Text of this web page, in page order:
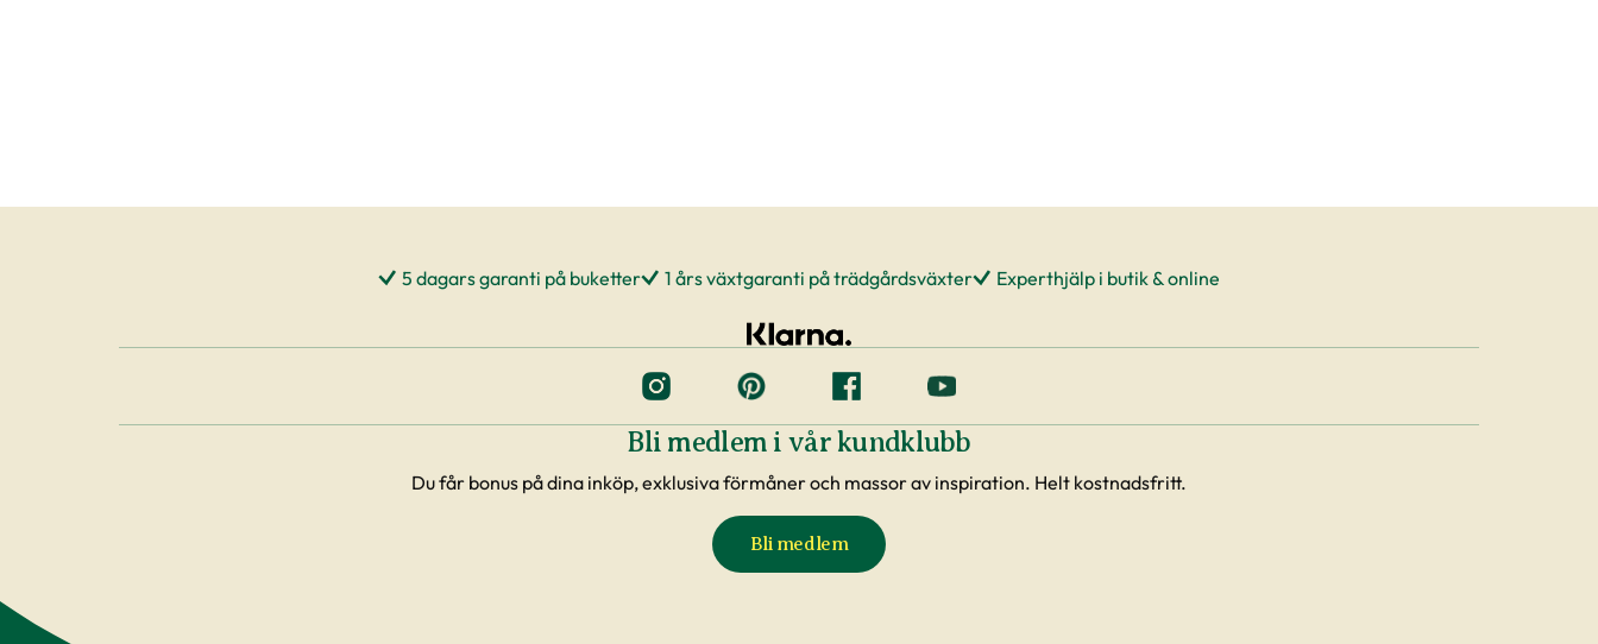
5 dagars garanti på buketter 1 års växtgaranti på trädgårdsväxter Experthjälp i butik & online
Bli medlem i vår kundklubb
Du får bonus på dina inköp, exklusiva förmåner och massor av inspiration. Helt kostnadsfritt.
Bli medlem